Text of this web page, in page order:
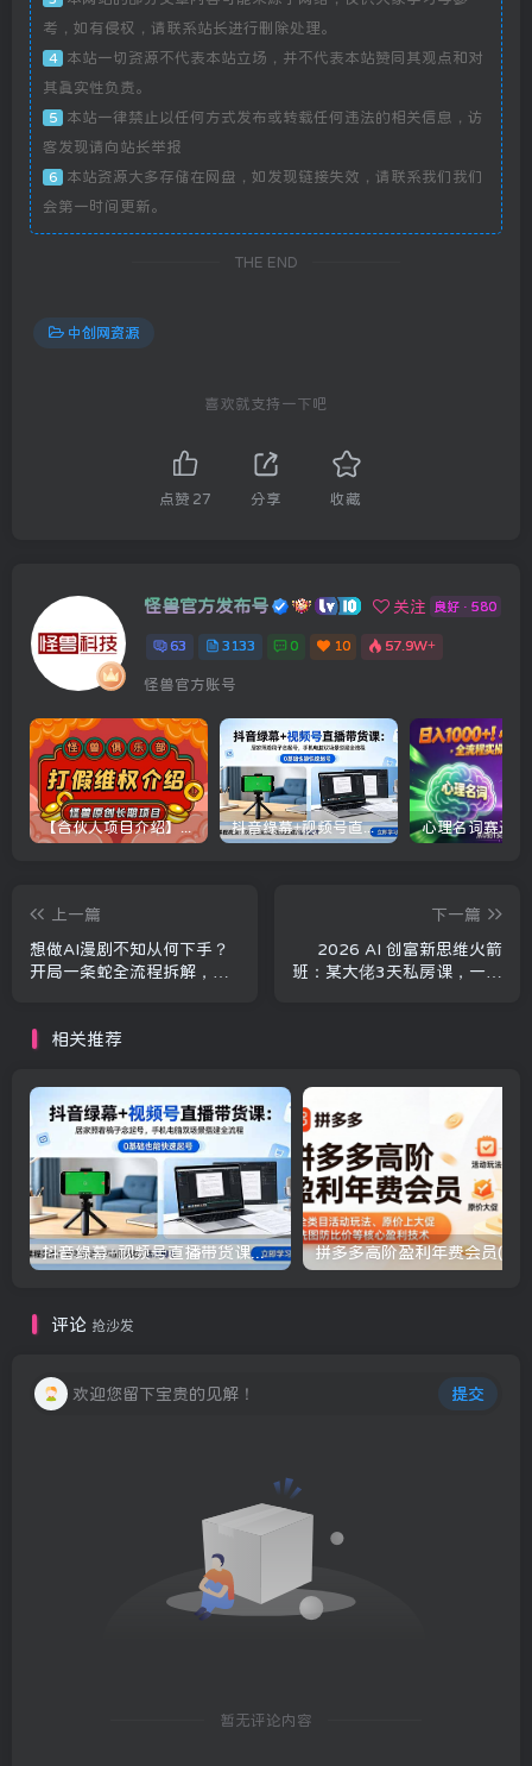
考，如有侵权，请联系站长进行删除处理。
4
本站一切资源不代表本站立场，并不代表本站赞同其观点和对
其真实性负责。
5
本站一律禁止以任何方式发布或转载任何违法的相关信息，访
客发现请向站长举报
6
本站资源大多存储在网盘，如发现链接失效，请联系我们我们
会第一时间更新。
THE END
中创网资源
喜欢就支持一下吧
点赞 27 分享 收藏
怪兽官方发布号 关注 良好 · 580
63 3133 0 10 57.9W+
怪兽官方账号
【合伙人项目介绍】打假维权项目介绍 抖音绿幕+视频号直播带货课：居家照着稿子念起号，手机电脑双场景搭建全流程
上一篇
想做AI漫剧不知从何下手？
开局一条蛇全流程拆解，学
下一篇
2026 AI 创富新思维火箭
班：某大佬3天私房课，一人
相关推荐
抖音绿幕+视频号直播带货课：居家照着稿子念起号，手机电脑双场景搭建全流程
评论 抢沙发
欢迎您留下宝贵的见解！ 提交
暂无评论内容